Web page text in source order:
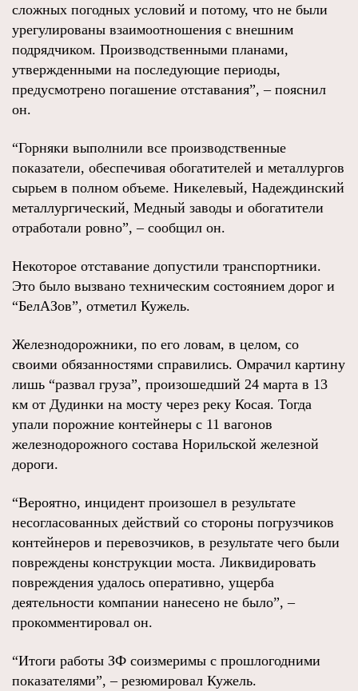
сложных погодных условий и потому, что не были
урегулированы взаимоотношения с внешним
подрядчиком. Производственными планами,
утвержденными на последующие периоды,
предусмотрено погашение отставания”, – пояснил
он.
“Горняки выполнили все производственные
показатели, обеспечивая обогатителей и металлургов
сырьем в полном объеме. Никелевый, Надеждинский
металлургический, Медный заводы и обогатители
отработали ровно”, – сообщил он.
Некоторое отставание допустили транспортники.
Это было вызвано техническим состоянием дорог и
“БелАЗов”, отметил Кужель.
Железнодорожники, по его ловам, в целом, со
своими обязанностями справились. Омрачил картину
лишь “развал груза”, произошедший 24 марта в 13
км от Дудинки на мосту через реку Косая. Тогда
упали порожние контейнеры с 11 вагонов
железнодорожного состава Норильской железной
дороги.
“Вероятно, инцидент произошел в результате
несогласованных действий со стороны погрузчиков
контейнеров и перевозчиков, в результате чего были
повреждены конструкции моста. Ликвидировать
повреждения удалось оперативно, ущерба
деятельности компании нанесено не было”, –
прокомментировал он.
“Итоги работы ЗФ соизмеримы с прошлогодними
показателями”, – резюмировал Кужель.